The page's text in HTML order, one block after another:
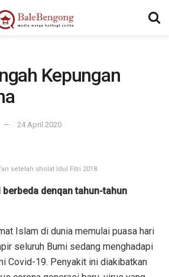
Kepungan
24 April 2020
setelah sholat Idul Fitri 2018.
denqan tahun-tahun
Islam di dunia memulai puasa hari
seluruh Bumi sedang menghadapi
Covid-19. Penyakit ini diakibatkan